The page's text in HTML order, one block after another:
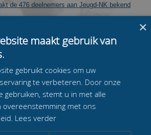
de 476 deelnemers aan Jeugd-NK bekend
×
maakt gebruik van
gebruikt cookies om uw
te verbeteren. Door onze
gebruiken, stemt u in met alle
overeenstemming met ons
Lees verder